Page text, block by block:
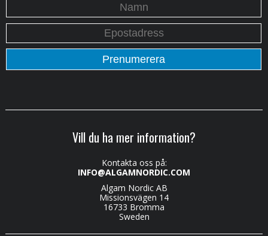
Vill du ha mer information?
Kontakta oss på:
INFO@ALGAMNORDIC.COM
Algam Nordic AB
Missionsvägen 14
16733 Bromma
Sweden